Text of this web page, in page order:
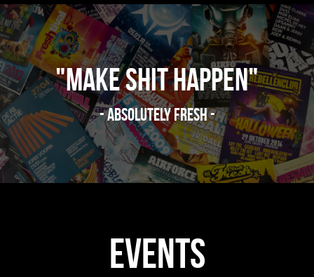
"Make shit happen"
- Absolutely Fresh -
Events